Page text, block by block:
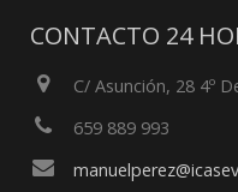
CONTACTO 24
C/ Asunción, 28 4º
659 889 993